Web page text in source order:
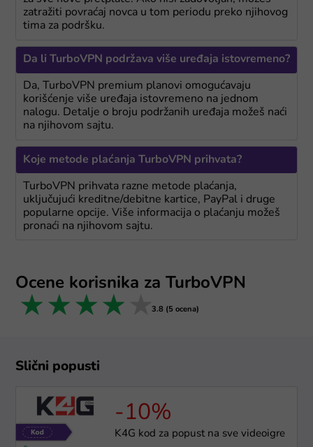
zatražiti povraćaj novca u tom periodu preko njihovog
tima za podršku.
Da li TurboVPN podržava više uređaja istovremeno?
Da, TurboVPN premium planovi omogućavaju
korišćenje više uređaja istovremeno na jednom
nalogu. Detalje o broju podržanih uređaja možeš naći
na njihovom sajtu.
Koje metode plaćanja TurboVPN prihvata?
TurboVPN prihvata razne metode plaćanja,
uključujući kreditne/debitne kartice, PayPal i druge
popularne opcije. Više informacija o plaćanju možeš
pronaći na njihovom sajtu.
Ocene korisnika za TurboVPN
5 stars
4 stars
3 stars
2 stars
1 star 3.8 (5 ocena)
Slični popusti
-10%
K4G kod za popust na sve videoigre